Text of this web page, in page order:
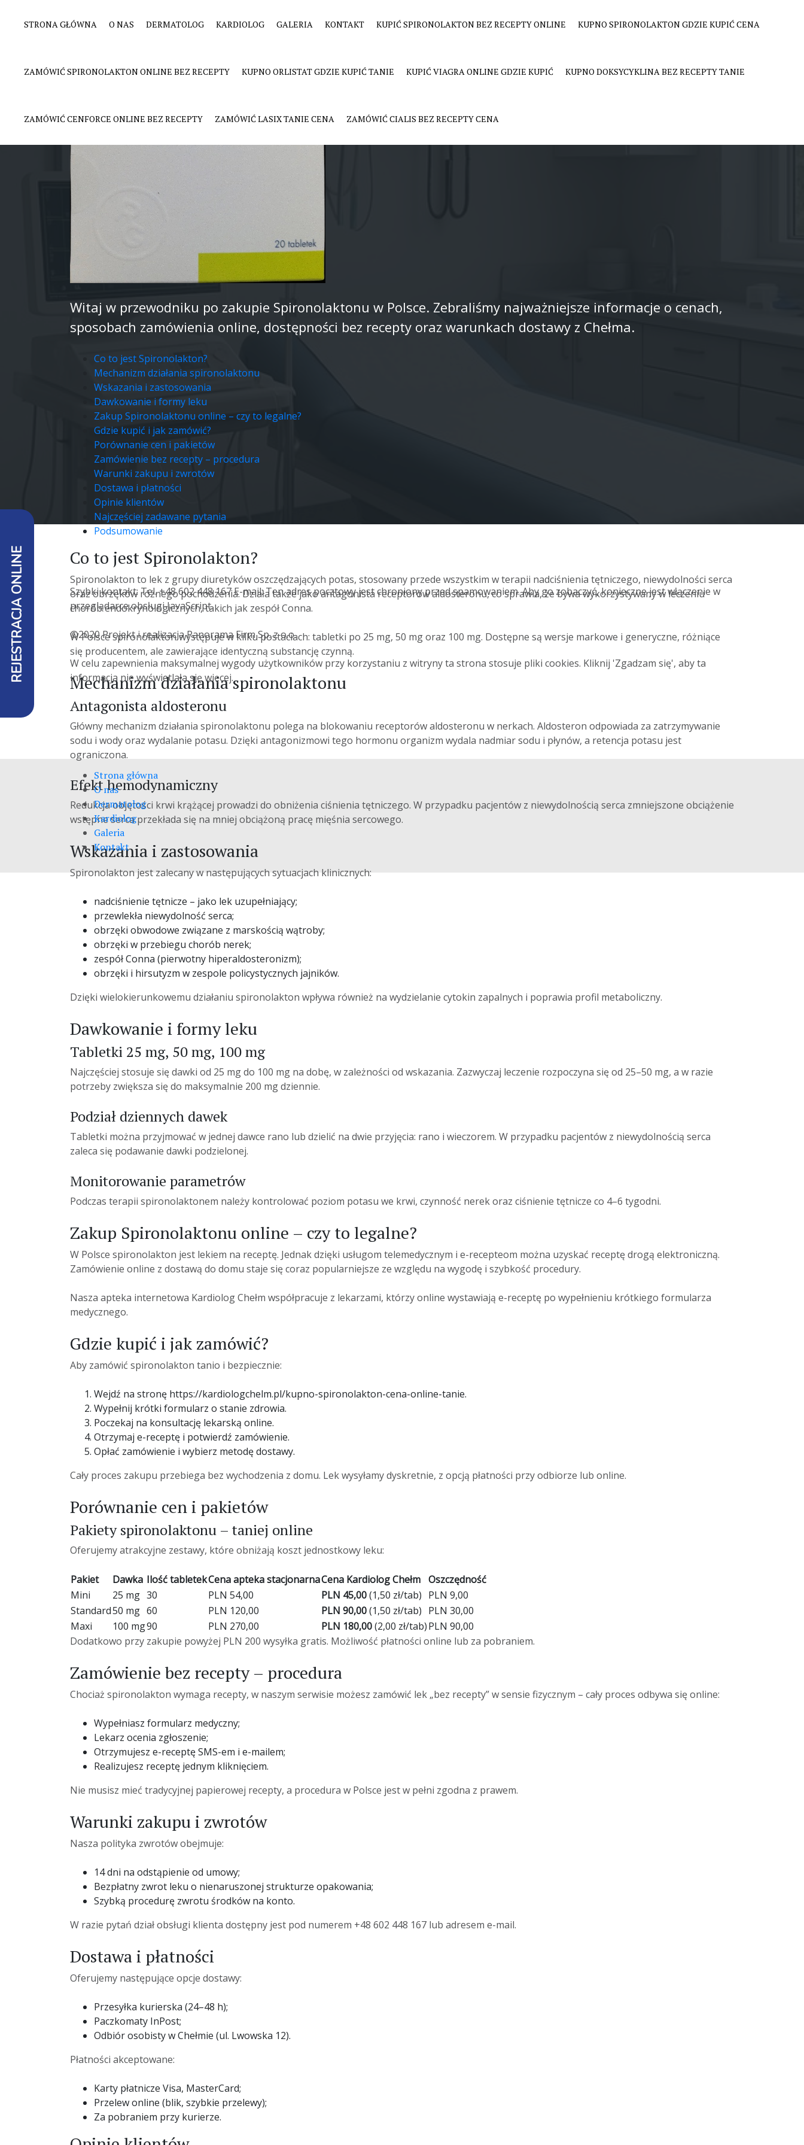
STRONA GŁÓWNA O NAS DERMATOLOG KARDIOLOG GALERIA KONTAKT KUPIĆ SPIRONOLAKTON BEZ RECEPTY ONLINE KUPNO SPIRONOLAKTON GDZIE KUPIĆ CENA
ZAMÓWIĆ SPIRONOLAKTON ONLINE BEZ RECEPTY KUPNO ORLISTAT GDZIE KUPIĆ TANIE KUPIĆ VIAGRA ONLINE GDZIE KUPIĆ KUPNO DOKSYCYKLINA BEZ RECEPTY TANIE
ZAMÓWIĆ CENFORCE ONLINE BEZ RECEPTY ZAMÓWIĆ LASIX TANIE CENA ZAMÓWIĆ CIALIS BEZ RECEPTY CENA
Kupno Spironolakton gdzie kupić cena
Witaj w przewodniku po zakupie Spironolaktonu w Polsce. Zebraliśmy najważniejsze informacje o cenach,
sposobach zamówienia online, dostępności bez recepty oraz warunkach dostawy z Chełma.
Co to jest Spironolakton?
Mechanizm działania spironolaktonu
Wskazania i zastosowania
Dawkowanie i formy leku
Zakup Spironolaktonu online – czy to legalne?
Gdzie kupić i jak zamówić?
Porównanie cen i pakietów
Zamówienie bez recepty – procedura
Warunki zakupu i zwrotów
Dostawa i płatności
Opinie klientów
Najczęściej zadawane pytania
Podsumowanie
Co to jest Spironolakton?
Spironolakton to lek z grupy diuretyków oszczędzających potas, stosowany przede wszystkim w terapii nadciśnienia tętniczego, niewydolności serca
oraz obrzęków różnego pochodzenia. Działa także jako antagonista receptorów aldosteronu, co sprawia, że bywa wykorzystywany w leczeniu
chorób endokrynologicznych, takich jak zespół Conna.
W Polsce spironolakton występuje w kilku postaciach: tabletki po 25 mg, 50 mg oraz 100 mg. Dostępne są wersje markowe i generyczne, różniące
się producentem, ale zawierające identyczną substancję czynną.
Mechanizm działania spironolaktonu
Antagonista aldosteronu
Główny mechanizm działania spironolaktonu polega na blokowaniu receptorów aldosteronu w nerkach. Aldosteron odpowiada za zatrzymywanie
sodu i wody oraz wydalanie potasu. Dzięki antagonizmowi tego hormonu organizm wydala nadmiar sodu i płynów, a retencja potasu jest
ograniczona.
Efekt hemodynamiczny
Redukcja objętości krwi krążącej prowadzi do obniżenia ciśnienia tętniczego. W przypadku pacjentów z niewydolnością serca zmniejszone obciążenie
wstępne serca przekłada się na mniej obciążoną pracę mięśnia sercowego.
Wskazania i zastosowania
Spironolakton jest zalecany w następujących sytuacjach klinicznych:
nadciśnienie tętnicze – jako lek uzupełniający;
przewlekła niewydolność serca;
obrzęki obwodowe związane z marskością wątroby;
obrzęki w przebiegu chorób nerek;
zespół Conna (pierwotny hiperaldosteronizm);
obrzęki i hirsutyzm w zespole policystycznych jajników.
Dzięki wielokierunkowemu działaniu spironolakton wpływa również na wydzielanie cytokin zapalnych i poprawia profil metaboliczny.
Dawkowanie i formy leku
Tabletki 25 mg, 50 mg, 100 mg
Najczęściej stosuje się dawki od 25 mg do 100 mg na dobę, w zależności od wskazania. Zazwyczaj leczenie rozpoczyna się od 25–50 mg, a w razie
potrzeby zwiększa się do maksymalnie 200 mg dziennie.
Podział dziennych dawek
Tabletki można przyjmować w jednej dawce rano lub dzielić na dwie przyjęcia: rano i wieczorem. W przypadku pacjentów z niewydolnością serca
zaleca się podawanie dawki podzielonej.
Monitorowanie parametrów
Podczas terapii spironolaktonem należy kontrolować poziom potasu we krwi, czynność nerek oraz ciśnienie tętnicze co 4–6 tygodni.
Zakup Spironolaktonu online – czy to legalne?
W Polsce spironolakton jest lekiem na receptę. Jednak dzięki usługom telemedycznym i e-recepteom można uzyskać receptę drogą elektroniczną.
Zamówienie online z dostawą do domu staje się coraz popularniejsze ze względu na wygodę i szybkość procedury.
Nasza apteka internetowa Kardiolog Chełm współpracuje z lekarzami, którzy online wystawiają e-receptę po wypełnieniu krótkiego formularza
medycznego.
Gdzie kupić i jak zamówić?
Aby zamówić spironolakton tanio i bezpiecznie:
Wejdź na stronę https://kardiologchelm.pl/kupno-spironolakton-cena-online-tanie.
Wypełnij krótki formularz o stanie zdrowia.
Poczekaj na konsultację lekarską online.
Otrzymaj e-receptę i potwierdź zamówienie.
Opłać zamówienie i wybierz metodę dostawy.
Cały proces zakupu przebiega bez wychodzenia z domu. Lek wysyłamy dyskretnie, z opcją płatności przy odbiorze lub online.
Porównanie cen i pakietów
Pakiety spironolaktonu – taniej online
Oferujemy atrakcyjne zestawy, które obniżają koszt jednostkowy leku:
Pakiet Dawka Ilość tabletekCena apteka stacjonarnaCena Kardiolog Chełm Oszczędność
Mini
25 mg 30 PLN 54,00 PLN 45,00(1,50 zł/tab) PLN 9,00
Standard50 mg 60 PLN 120,00 PLN 90,00(1,50 zł/tab) PLN 30,00
Maxi
100 mg90 PLN 270,00 PLN 180,00(2,00 zł/tab)PLN 90,00
Dodatkowo przy zakupie powyżej PLN 200 wysyłka gratis. Możliwość płatności online lub za pobraniem.
Zamówienie bez recepty – procedura
Chociaż spironolakton wymaga recepty, w naszym serwisie możesz zamówić lek „bez recepty” w sensie fizycznym – cały proces odbywa się online:
Wypełniasz formularz medyczny;
Lekarz ocenia zgłoszenie;
Otrzymujesz e-receptę SMS-em i e-mailem;
Realizujesz receptę jednym kliknięciem.
Nie musisz mieć tradycyjnej papierowej recepty, a procedura w Polsce jest w pełni zgodna z prawem.
Warunki zakupu i zwrotów
Nasza polityka zwrotów obejmuje:
14 dni na odstąpienie od umowy;
Bezpłatny zwrot leku o nienaruszonej strukturze opakowania;
Szybką procedurę zwrotu środków na konto.
W razie pytań dział obsługi klienta dostępny jest pod numerem +48 602 448 167 lub adresem e-mail.
Dostawa i płatności
Oferujemy następujące opcje dostawy:
Przesyłka kurierska (24–48 h);
Paczkomaty InPost;
Odbiór osobisty w Chełmie (ul. Lwowska 12).
Płatności akceptowane:
Karty płatnicze Visa, MasterCard;
Przelew online (blik, szybkie przelewy);
Za pobraniem przy kurierze.
Szybki kontakt: Tel. +48 602 448 167 E-mail: Ten adres pocztowy jest chroniony przed spamowaniem. Aby go zobaczyć, konieczne jest włączenie w
przeglądarce obsługi JavaScript.
©2020 Projekt i realizacja Panorama Firm Sp. z o.o.
W celu zapewnienia maksymalnej wygody użytkowników przy korzystaniu z witryny ta strona stosuje pliki cookies. Kliknij 'Zgadzam się', aby ta
informacja nie wyświetlała się więcej.
Strona główna
O nas
Dermatolog
Kardiolog
Galeria
Kontakt
REJESTRACJA ONLINE